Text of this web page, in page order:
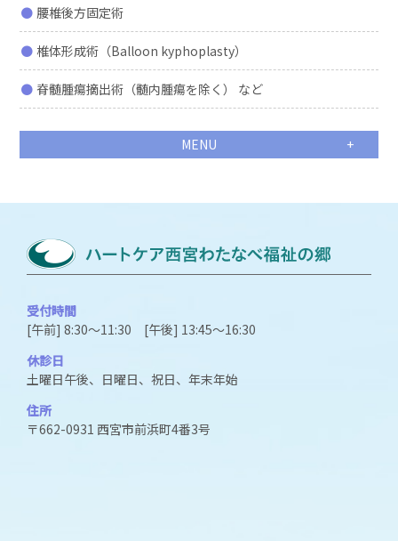
腰椎後方固定術
椎体形成術（Balloon kyphoplasty）
脊髄腫瘍摘出術（髄内腫瘍を除く） など
MENU
受付時間
[午前] 8:30～11:30 [午後] 13:45～16:30
休診日
土曜日午後、日曜日、祝日、年末年始
住所
〒662-0931 西宮市前浜町4番3号